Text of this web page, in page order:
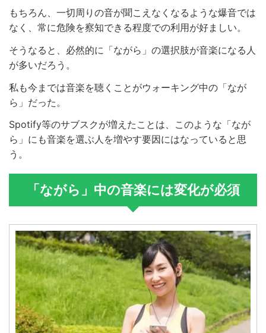
もちろん、一切周りの音が聞こえなくなるような爆音では
なく、常に危険を察知できる程度での利用が好ましい。
そうなると、必然的に「ながら」の選択肢が音楽になる人
が多いだろう。
私も今までは音楽を聴くことがウォーキング中の「なが
ら」だった。
Spotify等のサブスクが増えたことは、このような「なが
ら」にも音楽を選ぶ人を増やす要因にはなっていると思
う。
「ながら」中の音楽には変化が必須